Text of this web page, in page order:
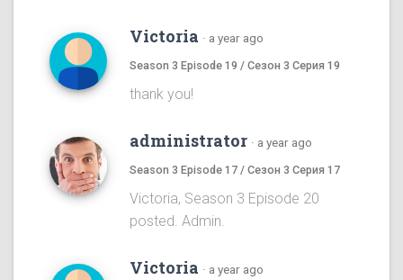
Victoria · a year ago
Season 3 Episode 19 / Сезон 3 Серия 19
thank you!
administrator · a year ago
Season 3 Episode 17 / Сезон 3 Серия 17
Victoria, Season 3 Episode 20
posted. Admin.
Victoria · a year ago